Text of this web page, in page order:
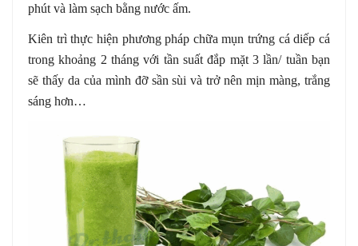
phút và làm sạch bằng nước ấm.
Kiên trì thực hiện phương pháp chữa mụn trứng cá diếp cá
trong khoảng 2 tháng với tần suất đắp mặt 3 lần/ tuần bạn
sẽ thấy da của mình đỡ sần sùi và trở nên mịn màng, trắng
sáng hơn…